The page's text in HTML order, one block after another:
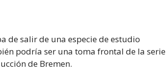
de salir de una especie de estudio
podría ser una toma frontal de la serie
de Bremen.